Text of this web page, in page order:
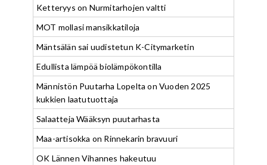
Ketteryys on Nurmitarhojen valtti
MOT mollasi mansikkatiloja
Mäntsälän sai uudistetun K-Citymarketin
Edullista lämpöä biolämpökontilla
Männistön Puutarha Lopelta on Vuoden 2025
kukkien laatutuottaja
Salaatteja Wääksyn puutarhasta
Maa-artisokka on Rinnekarin bravuuri
OK Lännen Vihannes hakeutuu